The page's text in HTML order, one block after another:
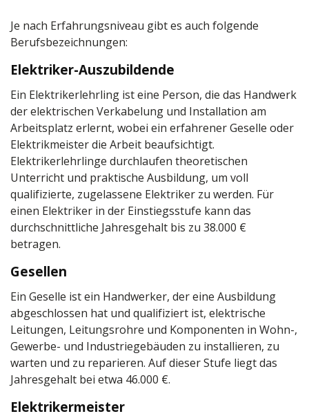
Je nach Erfahrungsniveau gibt es auch folgende
Berufsbezeichnungen:
Elektriker-Auszubildende
Ein Elektrikerlehrling ist eine Person, die das Handwerk
der elektrischen Verkabelung und Installation am
Arbeitsplatz erlernt, wobei ein erfahrener Geselle oder
Elektrikmeister die Arbeit beaufsichtigt.
Elektrikerlehrlinge durchlaufen theoretischen
Unterricht und praktische Ausbildung, um voll
qualifizierte, zugelassene Elektriker zu werden. Für
einen Elektriker in der Einstiegsstufe kann das
durchschnittliche Jahresgehalt bis zu 38.000 €
betragen.
Gesellen
Ein Geselle ist ein Handwerker, der eine Ausbildung
abgeschlossen hat und qualifiziert ist, elektrische
Leitungen, Leitungsrohre und Komponenten in Wohn-,
Gewerbe- und Industriegebäuden zu installieren, zu
warten und zu reparieren. Auf dieser Stufe liegt das
Jahresgehalt bei etwa 46.000 €.
Elektrikermeister